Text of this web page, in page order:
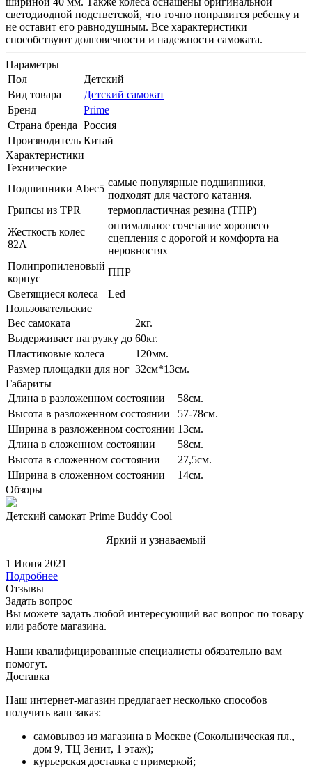
светодиодной подстветской, что точно понравится ребенку и
не оставит его равнодушным. Все характеристики
способствуют долговечности и надежности самоката.
Параметры
Пол
Детский
Вид товара
Детский самокат
Бренд
Prime
Страна бренда Россия
Производитель Китай
Характеристики
Технические
Подшипники Abec5
самые популярные подшипники,
подходят для частого катания.
Грипсы из TPR
термопластичная резина (ТПР)
Жесткость колес
82А
оптимальное сочетание хорошего
сцепления с дорогой и комфорта на
неровностях
Полипропиленовый
корпус
ППР
Светящиеся колеса
Led
Пользовательские
Вес самоката
2кг.
Выдерживает нагрузку до 60кг.
Пластиковые колеса
120мм.
Размер площадки для ног 32см*13см.
Габариты
Длина в разложенном состоянии
58см.
Высота в разложенном состоянии
57-78см.
Ширина в разложенном состоянии 13см.
Длина в сложенном состоянии
58см.
Высота в сложенном состоянии
27,5см.
Ширина в сложенном состоянии
14см.
Обзоры
Детский самокат Prime Buddy Cool
Яркий и узнаваемый
1 Июня 2021
Подробнее
Отзывы
Задать вопрос
Вы можете задать любой интересующий вас вопрос по товару
или работе магазина.
Наши квалифицированные специалисты обязательно вам
помогут.
Доставка
Наш интернет-магазин предлагает несколько способов
получить ваш заказ:
самовывоз из магазина в Москве (Сокольническая пл.,
дом 9, ТЦ Зенит, 1 этаж);
курьерская доставка с примеркой;